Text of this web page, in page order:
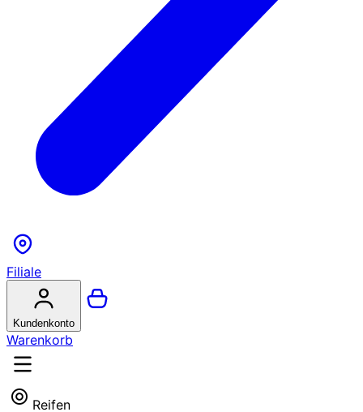
Filiale
Kundenkonto
Warenkorb
Reifen